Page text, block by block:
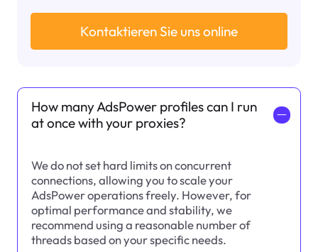
Kontaktieren Sie uns online
How many AdsPower profiles can I run
at once with your proxies?
一
We do not set hard limits on concurrent
connections, allowing you to scale your
AdsPower operations freely. However, for
optimal performance and stability, we
recommend using a reasonable number of
threads based on your specific needs.